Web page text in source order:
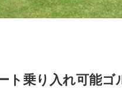
ト乗り入れ可能ゴ